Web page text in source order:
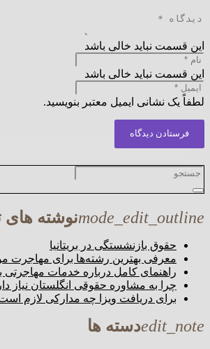
این قسمت نباید خالی باشد
این قسمت نباید خالی باشد
لطفاً یک نشانی ایمیل معتبر بنویسید.
فرستادن دیدگاه
mode_edit_outlineنوشته های
حقوق بازنشستگی در بریتانیا
معرفی بهترین رشته‌ها برای مهاجرت
راهنمای کامل درباره خدمات مهاجرتی
چرا به مشاوره حقوقی انگلستان نیاز
برای دریافت ویزا چه مدارکی لازم
edit_noteدسته ها